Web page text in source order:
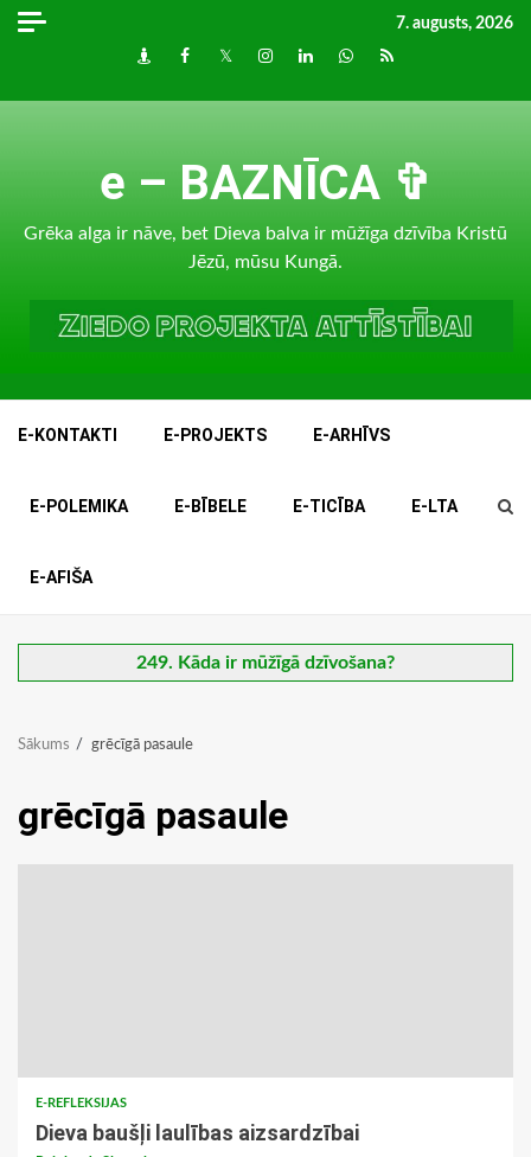
Skip
7. augusts, 2026
DraugiemFacebook
TwitterInstagram
LinkedInwhatsapp
RSS
e – BAZNĪCA ✞
Grēka alga ir nāve, bet Dieva balva ir mūžīga dzīvība Kristū
Jēzū, mūsu Kungā.
E-KONTAKTI E-PROJEKTS E-ARHĪVS
E-POLEMIKA E-BĪBELE E-TICĪBA E-LTA
E-AFIŠA
249. Kāda ir mūžīgā dzīvošana?
Sākums grēcīgā pasaule
grēcīgā pasaule
E-REFLEKSIJAS
Dieva baušļi laulības aizsardzībai